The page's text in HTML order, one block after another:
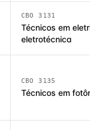
CBO 3131
Técnicos em
eletrotécnica
CBO 3135
Técnicos em